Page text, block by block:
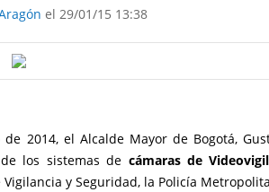
el 29/01/15 13:38
2014, el Alcalde Mayor de Bogotá,
los sistemas de cámaras de
y Seguridad, la Policía